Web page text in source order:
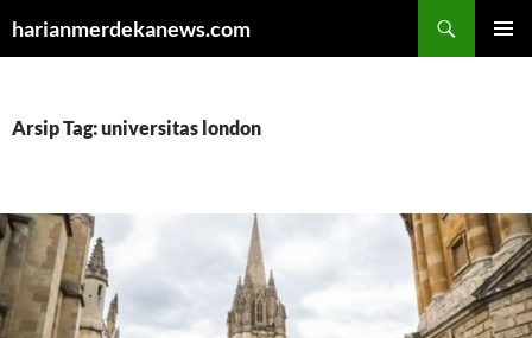
harianmerdekanews.com
Arsip Tag: universitas london